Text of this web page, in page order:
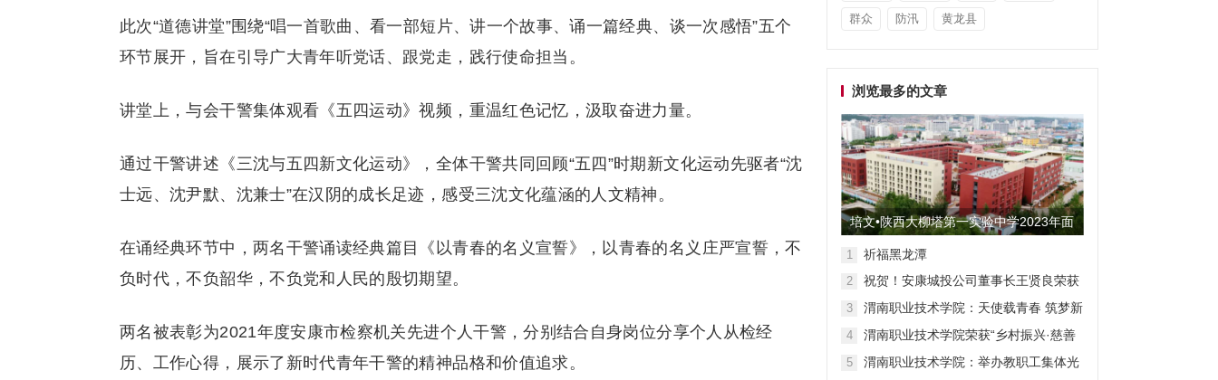
此次“道德讲堂”围绕“唱一首歌曲、看一部短片、讲一个故事、诵一篇经典、谈一次感悟”五个
环节展开，旨在引导广大青年听党话、跟党走，践行使命担当。
讲堂上，与会干警集体观看《五四运动》视频，重温红色记忆，汲取奋进力量。
通过干警讲述《三沈与五四新文化运动》，全体干警共同回顾“五四”时期新文化运动先驱者“沈
士远、沈尹默、沈兼士”在汉阴的成长足迹，感受三沈文化蕴涵的人文精神。
在诵经典环节中，两名干警诵读经典篇目《以青春的名义宣誓》，以青春的名义庄严宣誓，不
负时代，不负韶华，不负党和人民的殷切期望。
两名被表彰为2021年度安康市检察机关先进个人干警，分别结合自身岗位分享个人从检经
历、工作心得，展示了新时代青年干警的精神品格和价值追求。
群众 防汛 黄龙县
浏览最多的文章
培文•陕西大柳塔第一实验中学2023年面
向全国招聘教师启事
1 祈福黑龙潭
2
祝贺！安康城投公司董事长王贤良荣获
3
渭南职业技术学院：天使载青春 筑梦新
4
渭南职业技术学院荣获“乡村振兴·慈善
5
渭南职业技术学院：举办教职工集体光